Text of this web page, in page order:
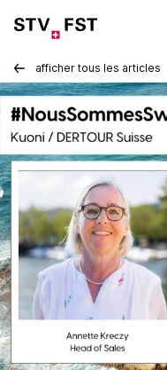
afficher tous les articles